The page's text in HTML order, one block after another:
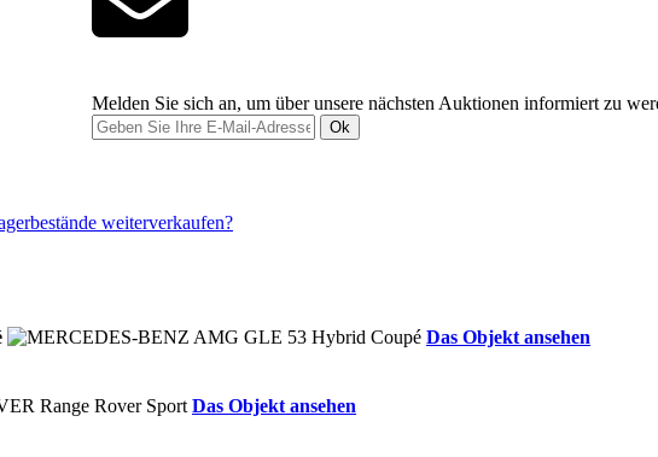
Melden Sie sich an, um über unsere nächsten Auktionen informiert zu
Ok
Das Objekt ansehen
Das Objekt ansehen